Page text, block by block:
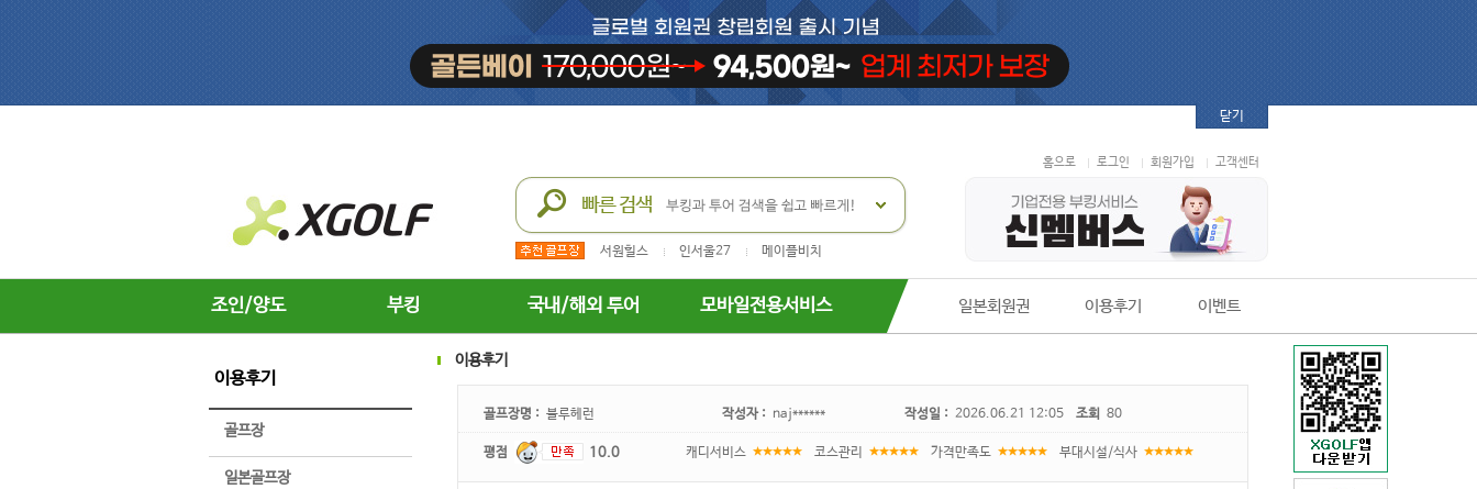
닫기
서원힐스 인서울27 메이플비치
홈으로 로그인 회원가입 고객센터
조인/양도 부킹 국내/해외 투어 모바일전용서비스 일본회원권 이용후기 이벤트
이용후기
골프장
일본골프장
이용후기
골프장명 : 블루헤런 작성자 : naj****** 작성일 : 2026.06.21 12:05 조회 80
평점 10.0 캐디서비스 코스관리 가격만족도 부대시설/식사